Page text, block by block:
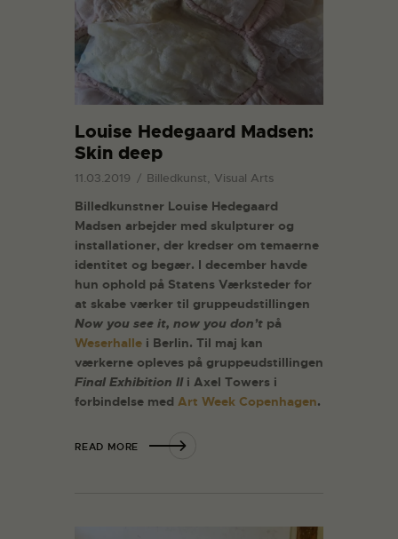
Louise Hedegaard Madsen:
Skin deep
11.03.2019 Billedkunst, Visual Arts
Billedkunstner Louise Hedegaard
Madsen arbejder med skulpturer og
installationer, der kredser om temaerne
identitet og begær. I december havde
hun ophold på Statens Værksteder for
at skabe værker til gruppeudstillingen
Now you see it, now you don’t på
Weserhalle i Berlin. Til maj kan
værkerne opleves på gruppeudstillingen
Final Exhibition II i Axel Towers i
forbindelse med Art Week Copenhagen.
READ MORE